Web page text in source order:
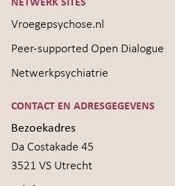
NETWERK SITES
Vroegepsychose.nl
Peer-supported Open Dialogue
Netwerkpsychiatrie
CONTACT EN ADRESGEGEVENS
Bezoekadres
Da Costakade 45
3521 VS Utrecht